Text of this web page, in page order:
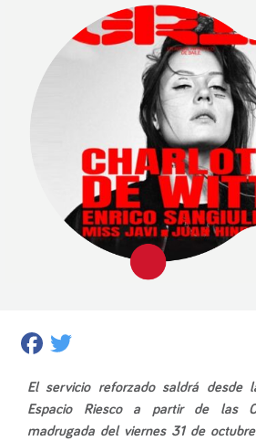
Facebook
El servicio reforzado saldrá desde
Espacio Riesco a partir de las
madrugada del viernes 31 de